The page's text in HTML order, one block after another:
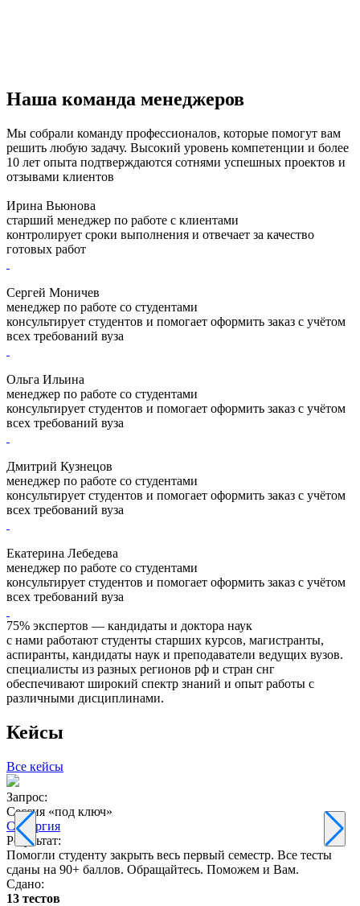
Наша команда менеджеров
Мы собрали команду профессионалов, которые помогут вам
решить любую задачу. Высокий уровень компетенции и более
10 лет опыта подтверждаются сотнями успешных проектов и
отзывами клиентов
Ирина Вьюнова
старший менеджер по работе с клиентами
контролирует сроки выполнения и отвечает за качество
готовых работ
Сергей Моничев
менеджер по работе со студентами
консультирует студентов и помогает оформить заказ с учётом
всех требований вуза
Ольга Ильина
менеджер по работе со студентами
консультирует студентов и помогает оформить заказ с учётом
всех требований вуза
Дмитрий Кузнецов
менеджер по работе со студентами
консультирует студентов и помогает оформить заказ с учётом
всех требований вуза
Екатерина Лебедева
менеджер по работе со студентами
консультирует студентов и помогает оформить заказ с учётом
всех требований вуза
75% экспертов — кандидаты и доктора наук
с нами работают студенты старших курсов, магистранты,
аспиранты, кандидаты наук и преподаватели ведущих вузов.
специалисты из разных регионов рф и стран снг
обеспечивают широкий спектр знаний и опыт работы с
различными дисциплинами.
Кейсы
Все кейсы
Запрос:
Сессия «под ключ»
Синергия
Результат:
Помогли студенту закрыть весь первый семестр. Все тесты
сданы на 90+ баллов. Обращайтесь. Поможем и Вам.
Сдано:
13 тестов